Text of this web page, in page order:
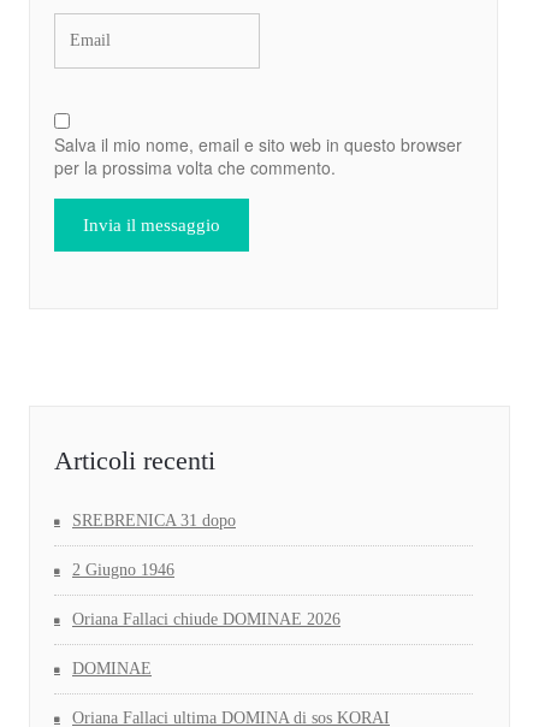
Salva il mio nome, email e sito web in questo browser
per la prossima volta che commento.
Articoli recenti
SREBRENICA 31 dopo
2 Giugno 1946
Oriana Fallaci chiude DOMINAE 2026
DOMINAE
Oriana Fallaci ultima DOMINA di sos KORAI